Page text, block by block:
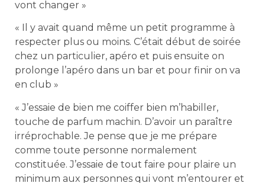
vont changer »
« Il y avait quand même un petit programme à
respecter plus ou moins. C’était début de soirée
chez un particulier, apéro et puis ensuite on
prolonge l’apéro dans un bar et pour finir on va
en club »
« J’essaie de bien me coiffer bien m’habiller,
touche de parfum machin. D’avoir un paraître
irréprochable. Je pense que je me prépare
comme toute personne normalement
constituée. J’essaie de tout faire pour plaire un
minimum aux personnes qui vont m’entourer et